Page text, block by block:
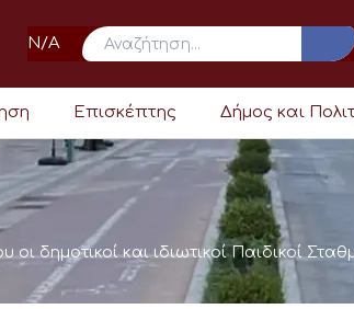
N/A
Επισκέπτης Δήμος και
οι δημοτικοί και ιδιωτικοί Παιδικοί